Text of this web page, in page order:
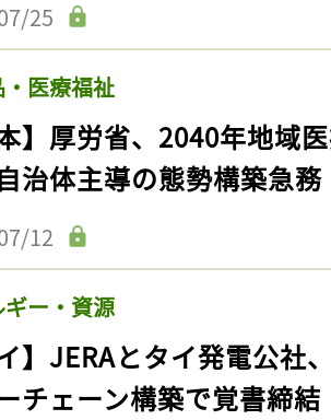
25
医療福祉
本】厚労省、2040年地域
治体主導の態勢構築急務
12
ー・資源
イ】JERAとタイ発電公社
チェーン構築で覚書締結